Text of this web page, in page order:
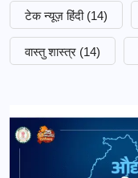
टेक न्यूज़ हिंदी (14)
वास्तु शास्त्र (14)